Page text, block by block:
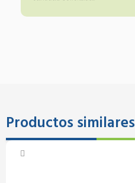
Productos similares